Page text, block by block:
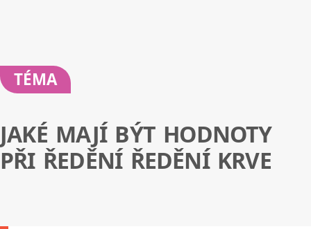
TÉMA
JAKÉ MAJÍ BÝT HODNOTY
PŘI ŘEDĚNÍ ŘEDĚNÍ KRVE